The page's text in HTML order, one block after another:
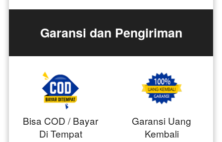
Garansi dan Pengiriman
Bisa COD / Bayar
Di Tempat
Garansi Uang
Kembali